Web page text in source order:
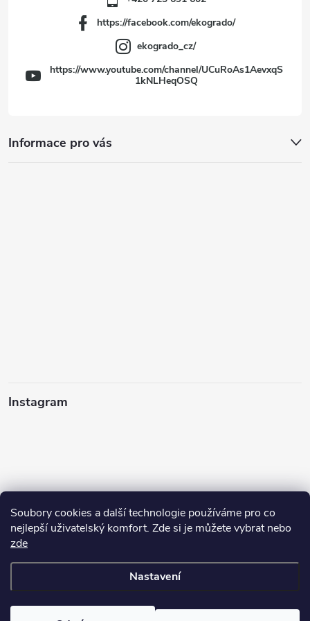
Soubory cookies a další technologie používáme pro co
nejlepší uživatelský komfort. Zde si je můžete vybrat nebo
zde
Nastavení
Informace pro vás
https://facebook.com/ekogrado/
ekogrado_cz/
https://www.youtube.com/channel/UCuRoAs1AevxqS
1kNLHeqOSQ
Instagram
Upravit nastavení cookies